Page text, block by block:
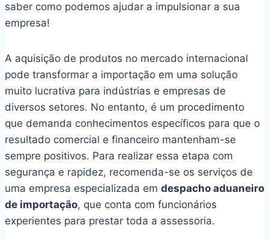
saber como podemos ajudar a impulsionar a sua
empresa!
A aquisição de produtos no mercado internacional
pode transformar a importação em uma solução
muito lucrativa para indústrias e empresas de
diversos setores. No entanto, é um procedimento
que demanda conhecimentos específicos para que o
resultado comercial e financeiro mantenham-se
sempre positivos. Para realizar essa etapa com
segurança e rapidez, recomenda-se os serviços de
uma empresa especializada em despacho aduaneiro
de importação, que conta com funcionários
experientes para prestar toda a assessoria.